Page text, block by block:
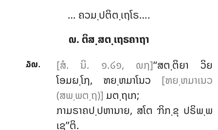
… ຄວມ຺ປຕິຕ຺ເຖໂຣ….
໙. ຕິສ຺ສຕ຺ເຖຣຄາຖາ
໓໙. [ສໍ. ນິ. ໑.໒໑, ໙໗]‘‘ສຕ຺ຕິຍາ ວິຍ
ໂອມຏ຺ໂຐ, ຑຍ຺ຫມາໂນວ [ຑຍ຺ຫມາເນວ
(ສພ຺ພຕ຺ຖ)]ມຕ຺ຖເກ;
ກາມຣາຄປ຺ປຫານາຍ, ສໂຕ ຠິກ຺ຂຸ ປຣິພ຺ພ
ເຊ’’ຕິ.